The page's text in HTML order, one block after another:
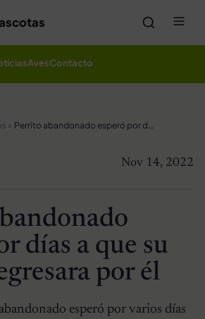
AvesContacto
Perrito abandonado esperó por días a que su familia regresara por él
Nov 14, 2022
días a que su
por él
esperó por varios días